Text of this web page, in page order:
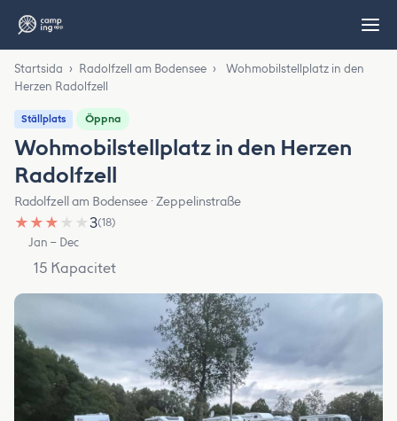
Startsida › Radolfzell am Bodensee ›
Wohmobilstellplatz in den
Herzen Radolfzell
Ställplats Öppna
Wohmobilstellplatz in den Herzen
Radolfzell
Radolfzell am Bodensee · Zeppelinstraße
★ ★ ★ ★ ★3(18)
Jan – Dec
15 Kapacitet